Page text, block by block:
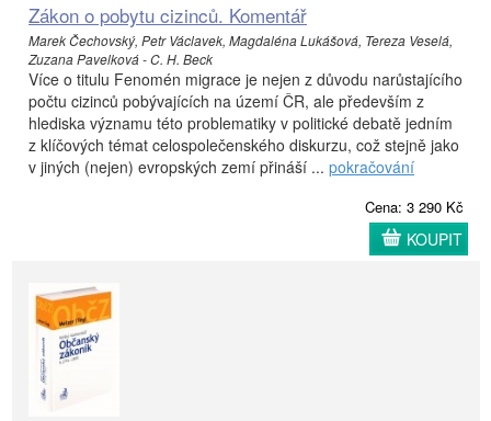
Zákon o pobytu cizinců. Komentář
Marek Čechovský, Petr Václavek, Magdaléna Lukášová, Tereza Veselá,
Zuzana Pavelková - C. H. Beck
Více o titulu Fenomén migrace je nejen z důvodu narůstajícího
počtu cizinců pobývajících na území ČR, ale především z
hlediska významu této problematiky v politické debatě jedním
z klíčových témat celospolečenského diskurzu, což stejně jako
v jiných (nejen) evropských zemí přináší ... pokračování
Cena: 3 290 Kč
KOUPIT